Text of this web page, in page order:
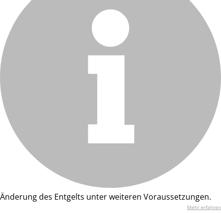
Änderung des Entgelts unter weiteren Voraussetzungen.
Mehr erfahren